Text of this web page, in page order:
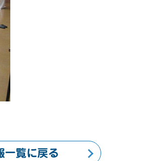
一覧に戻る